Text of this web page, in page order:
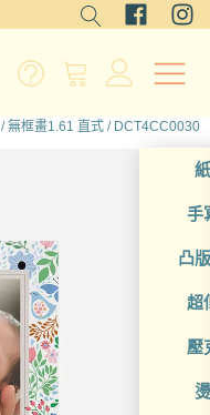
手
凸
超
壓
/無框畫1.61 直式 / DCT4CC0030